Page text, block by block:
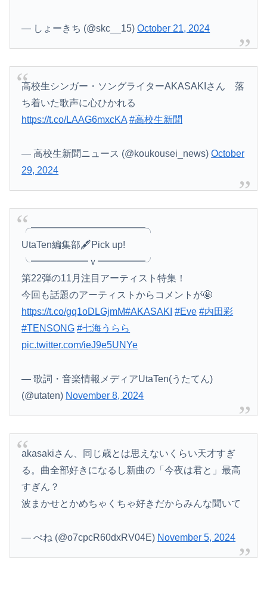
— しょーきち (@skc__15)October 21, 2024
高校生シンガー・ソングライターAKASAKIさん 落
ち着いた歌声に心ひかれる
https://t.co/LAAG6mxcKA #高校生新聞
— 高校生新聞ニュース (@koukousei_news)October
29, 2024
╭━━━━━━━━━━━━╮
UtaTen編集部🖋️Pick up!
╰━━━━━━ｖ━━━━━╯
第22弾の11月注目アーティスト特集！
今回も話題のアーティストからコメントが🤩
https://t.co/gq1oDLGjmM#AKASAKI #Eve #内田彩
#TENSONG #七海うらら
pic.twitter.com/ieJ9e5UNYe
— 歌詞・音楽情報メディアUtaTen(うたてん)
(@utaten) November 8, 2024
akasakiさん、同じ歳とは思えないくらい天才すぎ
る。曲全部好きになるし新曲の「今夜は君と」最高
すぎん？
波まかせとかめちゃくちゃ好きだからみんな聞いて
— ぺね (@o7cpcR60dxRV04E) November 5, 2024